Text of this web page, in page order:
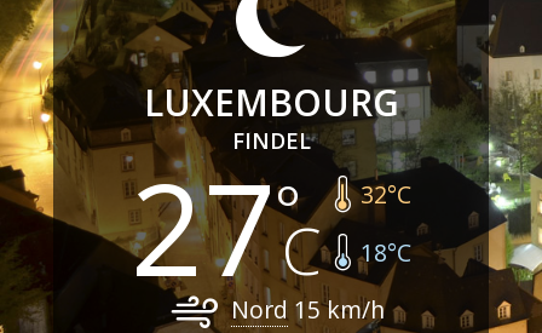
LUXEMBOURG
FINDEL
27 32°C
18°C
Nord 15km/h